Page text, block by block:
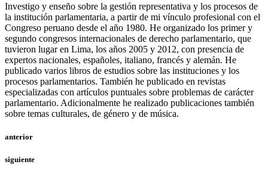
Investigo y enseño sobre la gestión representativa y los procesos de
la institución parlamentaria, a partir de mi vínculo profesional con el
Congreso peruano desde el año 1980. He organizado los primer y
segundo congresos internacionales de derecho parlamentario, que
tuvieron lugar en Lima, los años 2005 y 2012, con presencia de
expertos nacionales, españoles, italiano, francés y alemán. He
publicado varios libros de estudios sobre las instituciones y los
procesos parlamentarios. También he publicado en revistas
especializadas con artículos puntuales sobre problemas de carácter
parlamentario. Adicionalmente he realizado publicaciones también
sobre temas culturales, de género y de música.
anterior
siguiente